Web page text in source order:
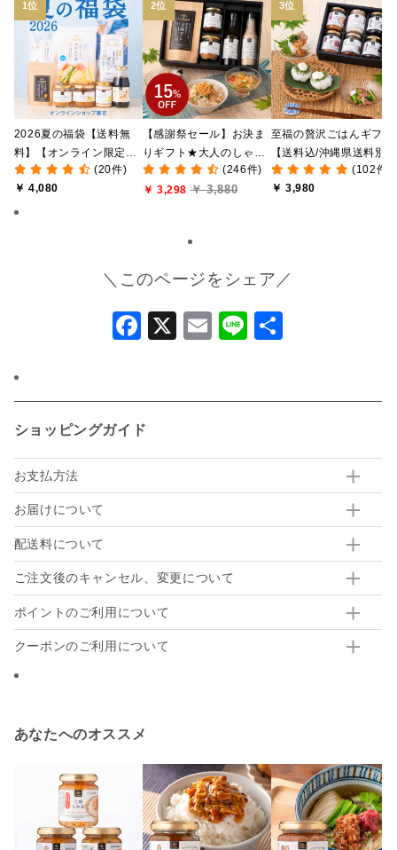
2026夏の福袋【送料無
料】【オンライン限定】
【ポイントキャンペーン
実施中】【のし・ラッピ
ング・化粧箱詰め不可】
(20件)
￥ 4,080
【感謝祭セール】お決ま
りギフト★大人のしゃけ
しゃけめんたい入り【送
料込/沖縄県送料別途】
(246件)
￥ 3,298 ￥ 3,880
至福の贅沢ごはんギフト
【送料込/沖縄県送料別
途】【化粧箱包装付/オン
ライン限定】
(102件)
￥ 3,980
＼このページをシェア／
Facebook
X Email
Line
ショッピングガイド
お支払方法
お届けについて
配送料について
ご注文後のキャンセル、変更について
ポイントのご利用について
クーポンのご利用について
あなたへのオススメ